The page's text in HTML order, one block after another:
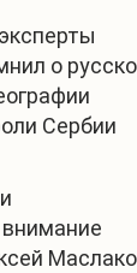
о
Сербии